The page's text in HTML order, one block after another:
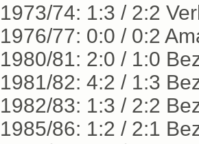
1973/74: 1:3 / 2:2
1976/77: 0:0 / 0:2
1980/81: 2:0 / 1:0
1981/82: 4:2 / 1:3
1982/83: 1:3 / 2:2
1985/86: 1:2 / 2:1